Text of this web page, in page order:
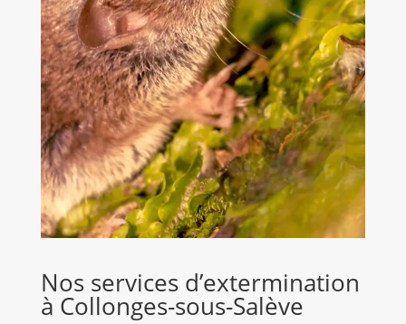
Nos services d’extermination
à Collonges-sous-Salève